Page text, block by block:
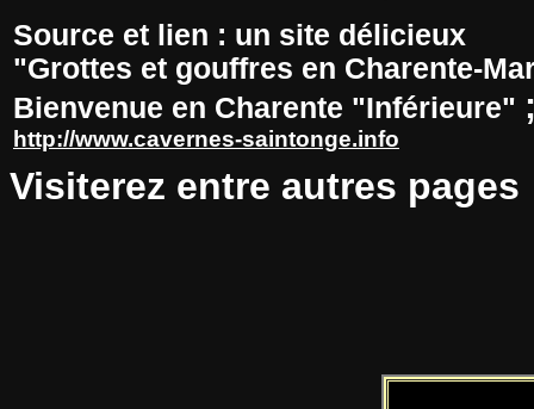
Source et lien : un site délicieux
"Grottes et gouffres en Charente-
Bienvenue en Charente "Inférieure"
http://www.cavernes-saintonge.info
Visiterez entre autres pages